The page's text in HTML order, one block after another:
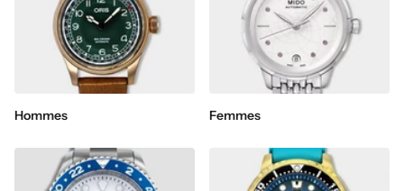
Hommes Femmes